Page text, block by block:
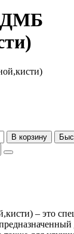
ДМБ
В корзину
– это